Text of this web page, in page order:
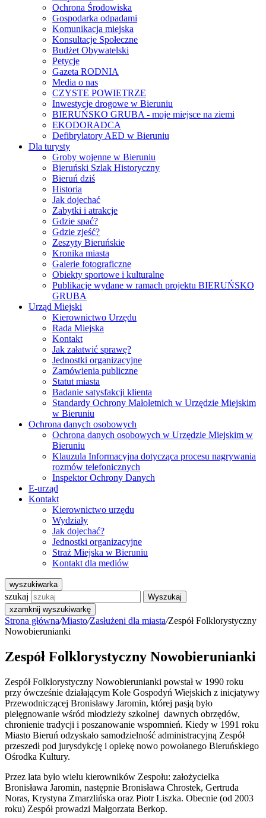
Ochrona Środowiska
Gospodarka odpadami
Komunikacja miejska
Konsultacje Społeczne
Budżet Obywatelski
Petycje
Gazeta RODNIA
Media o nas
CZYSTE POWIETRZE
Inwestycje drogowe w Bieruniu
BIERUŃSKO GRUBA - moje miejsce na ziemi
EKODORADCA
Defibrylatory AED w Bieruniu
Dla turysty
Groby wojenne w Bieruniu
Bieruński Szlak Historyczny
Bieruń dziś
Historia
Jak dojechać
Zabytki i atrakcje
Gdzie spać?
Gdzie zjeść?
Zeszyty Bieruńskie
Kronika miasta
Galerie fotograficzne
Obiekty sportowe i kulturalne
Publikacje wydane w ramach projektu BIERUŃSKO
GRUBA
Urząd Miejski
Kierownictwo Urzędu
Rada Miejska
Kontakt
Jak załatwić sprawę?
Jednostki organizacyjne
Zamówienia publiczne
Statut miasta
Badanie satysfakcji klienta
Standardy Ochrony Małoletnich w Urzędzie Miejskim
w Bieruniu
Ochrona danych osobowych
Ochrona danych osobowych w Urzędzie Miejskim w
Bieruniu
Klauzula Informacyjna dotycząca procesu nagrywania
rozmów telefonicznych
Inspektor Ochrony Danych
E-urząd
Kontakt
Kierownictwo urzędu
Wydziały
Jak dojechać?
Jednostki organizacyjne
Straż Miejska w Bieruniu
Kontakt dla mediów
wyszukiwarka
szukaj
Wyszukaj
xzamknij wyszukiwarkę
Strona główna/Miasto/Zasłużeni dla miasta/Zespół Folklorystyczny
Nowobierunianki
Zespół Folklorystyczny Nowobierunianki
Zespół Folklorystyczny Nowobierunianki powstał w 1990 roku
przy ówcześnie działającym Kole Gospodyń Wiejskich z inicjatywy
Przewodniczącej Bronisławy Jaromin, której pasją było
pielęgnowanie wśród młodzieży szkolnej dawnych obrzędów,
chronienie tradycji i poszanowanie wspomnień. Kiedy w 1991 roku
Miasto Bieruń odzyskało samodzielność administracyjną Zespół
przeszedł pod jurysdykcję i opiekę nowo powołanego Bieruńskiego
Ośrodka Kultury.
Przez lata było wielu kierowników Zespołu: założycielka
Bronisława Jaromin, następnie Bronisława Chrostek, Gertruda
Noras, Krystyna Zmarzlińska oraz Piotr Liszka. Obecnie (od 2003
roku) Zespół prowadzi Małgorzata Berkop.